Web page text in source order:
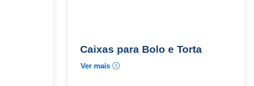
Caixas para Bolo e Torta
Ver mais